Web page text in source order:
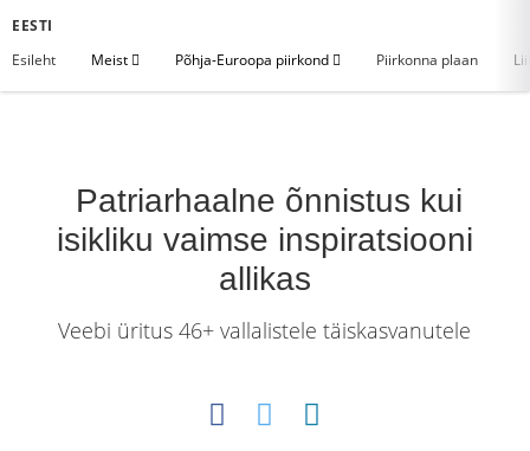
EESTI
Esileht
Meist Põhja-Euroopa piirkond Piirkonna plaan
Patriarhaalne õnnistus kui
isikliku vaimse inspiratsiooni
allikas
Veebi üritus 46+ vallalistele täiskasvanutele